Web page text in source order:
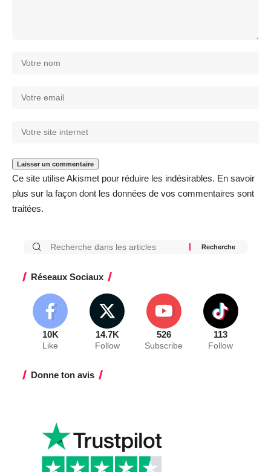
Ce site utilise Akismet pour réduire les indésirables. En savoir
plus sur la façon dont les données de vos commentaires sont
traitées.
Réseaux Sociaux
10K
Like
14.7K
Follow
526
Subscribe
113
Follow
Donne ton avis